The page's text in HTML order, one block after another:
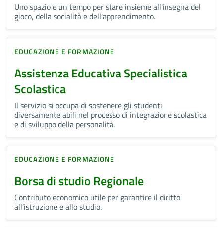
Uno spazio e un tempo per stare insieme all'insegna del
gioco, della socialità e dell'apprendimento.
EDUCAZIONE E FORMAZIONE
Assistenza Educativa Specialistica
Scolastica
Il servizio si occupa di sostenere gli studenti
diversamente abili nel processo di integrazione scolastica
e di sviluppo della personalità.
EDUCAZIONE E FORMAZIONE
Borsa di studio Regionale
Contributo economico utile per garantire il diritto
all’istruzione e allo studio.